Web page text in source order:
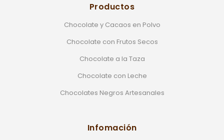
Productos
Chocolate y Cacaos en Polvo
Chocolate con Frutos Secos
Chocolate a la Taza
Chocolate con Leche
Chocolates Negros Artesanales
Infomación